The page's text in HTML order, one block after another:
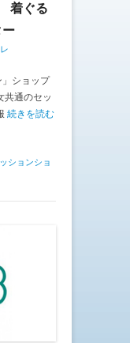
着ぐる
ー
ショップ
共通のセッ
続きを読む
ションショ